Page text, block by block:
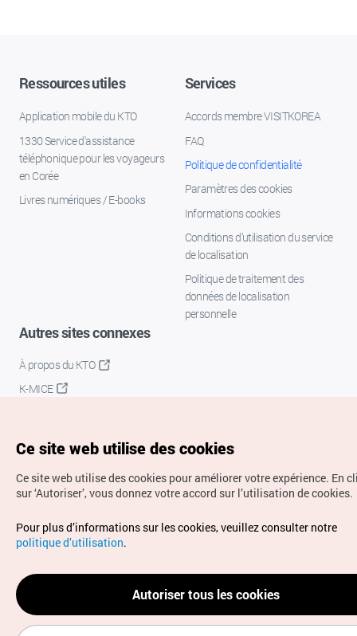
Ressources utiles
Application mobile du KTO
1330 Service d'assistance
téléphonique pour les voyageurs
en Corée
Livres numériques / E-books
Services
Accords membre VISITKOREA
FAQ
Politique de confidentialité
Paramètres des cookies
Informations cookies
Conditions d’utilisation du service
de localisation
Politique de traitement des
données de localisation
personnelle
Autres sites connexes
À propos du KTO
K-MICE
Droits d’auteur (c) Office National du Tourisme en Corée.
Tous droits réservés.
Pour les rapports d'erreurs et demandes de renseignements,
adressez vos demandes à
info.ontc@gmail.com
Ce site web utilise des cookies
Ce site web utilise des cookies pour améliorer votre expérience. En
sur ‘Autoriser’, vous donnez votre accord sur l’utilisation de cookies.
Pour plus d’informations sur les cookies, veuillez consulter notre
politique d’utilisation.
Autoriser tous les cookies